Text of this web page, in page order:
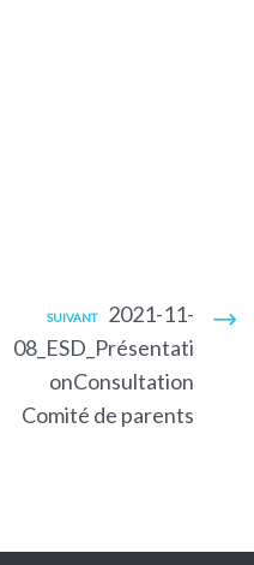
SUIVANT
2021-11-
08_ESD_Présentati
onConsultation
Comité de parents